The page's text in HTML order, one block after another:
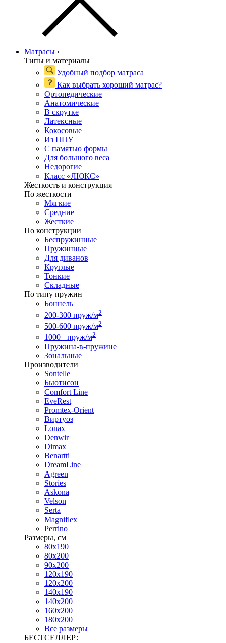
Матрасы ›
Типы и материалы
Удобный подбор матраса
Как выбрать хороший матрас?
Ортопедические
Анатомические
В скрутке
Латексные
Кокосовые
Из ППУ
С памятью формы
Для большого веса
Недорогие
Класс «ЛЮКС»
Жесткость и конструкция
По жесткости
Мягкие
Средние
Жесткие
По конструкции
Беспружинные
Пружинные
Для диванов
Круглые
Тонкие
Складные
По типу пружин
Боннель
200-300 пруж/м2
500-600 пруж/м2
1000+ пруж/м2
Пружина-в-пружине
Зональные
Производители
Sontelle
Бьютисон
Comfort Line
EveRest
Promtex-Orient
Виртуоз
Lonax
Denwir
Dimax
Benartti
DreamLine
Agreen
Stories
Askona
Velson
Serta
Magniflex
Perrino
Размеры, см
80х190
80х200
90х200
120х190
120х200
140х190
140х200
160х200
180х200
Все размеры
БЕСТСЕЛЛЕР: